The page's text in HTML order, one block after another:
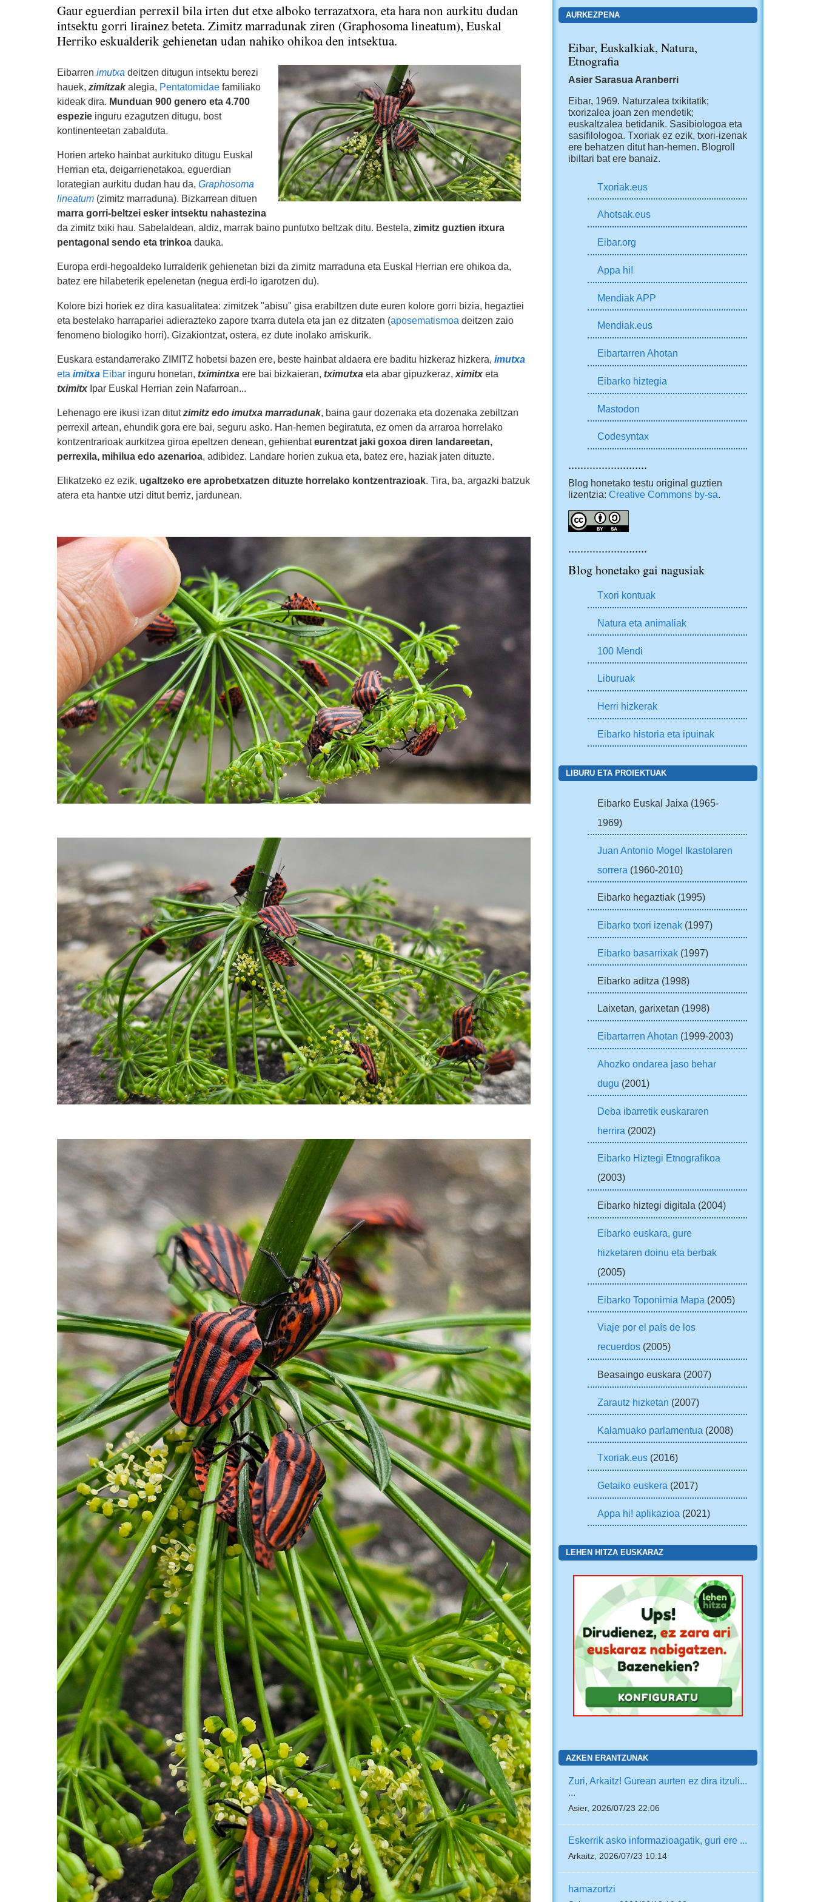
Gaur eguerdian perrexil bila irten dut etxe alboko terrazatxora, eta hara non aurkitu dudan
intsektu gorri lirainez beteta. Zimitz marradunak ziren (Graphosoma lineatum), Euskal
Herriko eskualderik gehienetan udan nahiko ohikoa den intsektua.
Eibarren imutxa deitzen ditugun intsektu berezi
hauek, zimitzak alegia, Pentatomidaefamiliako
kideak dira. Munduan 900 genero eta 4.700
espezieinguru ezagutzen ditugu, bost
kontinenteetan zabalduta.
Horien arteko hainbat aurkituko ditugu Euskal
Herrian eta, deigarrienetakoa, eguerdian
lorategian aurkitu dudan hau da, Graphosoma
lineatum(zimitz marraduna). Bizkarrean dituen
marra gorri-beltzei esker intsektu nahastezina
da zimitz txiki hau. Sabelaldean, aldiz, marrak baino puntutxo beltzak ditu. Bestela, zimitz guztien itxura
pentagonal sendo eta trinkoadauka.
Europa erdi-hegoaldeko lurralderik gehienetan bizi da zimitz marraduna eta Euskal Herrian ere ohikoa da,
batez ere hilabeterik epelenetan (negua erdi-lo igarotzen du).
Kolore bizi horiek ez dira kasualitatea: zimitzek "abisu" gisa erabiltzen dute euren kolore gorri bizia, hegaztiei
eta bestelako harrapariei adierazteko zapore txarra dutela eta jan ez ditzaten (aposematismoa deitzen zaio
fenomeno biologiko horri). Gizakiontzat, ostera, ez dute inolako arriskurik.
Euskara estandarrerako ZIMITZ hobetsi bazen ere, beste hainbat aldaera ere baditu hizkeraz hizkera, imutxa
eta imitxaEibaringuru honetan, tximintxaere bai bizkaieran, tximutxaeta abar gipuzkeraz, ximitxeta
tximitxIpar Euskal Herrian zein Nafarroan...
Lehenago ere ikusi izan ditutzimitz edo imutxa marradunak, baina gaur dozenaka eta dozenaka zebiltzan
perrexil artean, ehundik gora ere bai, seguru asko. Han-hemen begiratuta, ez omen da arraroa horrelako
kontzentrarioak aurkitzea giroa epeltzen denean, gehienbateurentzat jaki goxoa diren landareetan,
perrexila, mihilua edo azenarioa, adibidez. Landare horien zukua eta, batez ere, haziak jaten dituzte.
Elikatzeko ez ezik, ugaltzeko ere aprobetxatzen dituzte horrelako kontzentrazioak. Tira, ba, argazki batzuk
atera eta hantxe utzi ditut berriz, jardunean.
AURKEZPENA
Eibar, Euskalkiak, Natura,
Etnografia
Asier Sarasua Aranberri
Eibar, 1969. Naturzalea txikitatik;
txorizalea joan zen mendetik;
euskaltzalea betidanik. Sasibiologoa eta
sasifilologoa. Txoriak ez ezik, txori-izenak
ere behatzen ditut han-hemen. Blogroll
ibiltari bat ere banaiz.
Txoriak.eus
Ahotsak.eus
Eibar.org
Appa hi!
Mendiak APP
Mendiak.eus
Eibartarren Ahotan
Eibarko hiztegia
Mastodon
Codesyntax
..........................
Blog honetako testu original guztien
lizentzia: Creative Commons by-sa.
..........................
Blog honetako gai nagusiak
Txori kontuak
Natura eta animaliak
100 Mendi
Liburuak
Herri hizkerak
Eibarko historia eta ipuinak
LIBURU ETA PROIEKTUAK
Eibarko Euskal Jaixa (1965-
1969)
Juan Antonio Mogel Ikastolaren
sorrera (1960-2010)
Eibarko hegaztiak (1995)
Eibarko txori izenak (1997)
Eibarko basarrixak (1997)
Eibarko aditza (1998)
Laixetan, garixetan (1998)
Eibartarren Ahotan (1999-2003)
Ahozko ondarea jaso behar
dugu (2001)
Deba ibarretik euskararen
herrira (2002)
Eibarko Hiztegi Etnografikoa
(2003)
Eibarko hiztegi digitala (2004)
Eibarko euskara, gure
hizketaren doinu eta berbak
(2005)
Eibarko Toponimia Mapa (2005)
Viaje por el país de los
recuerdos (2005)
Beasaingo euskara (2007)
Zarautz hizketan (2007)
Kalamuako parlamentua (2008)
Txoriak.eus (2016)
Getaiko euskera (2017)
Appa hi! aplikazioa (2021)
LEHEN HITZA EUSKARAZ
AZKEN ERANTZUNAK
Zuri, Arkaitz! Gurean aurten ez dira itzuli...
...
Asier, 2026/07/23 22:06
Eskerrik asko informazioagatik, guri ere ...
Arkaitz, 2026/07/23 10:14
hamazortzi